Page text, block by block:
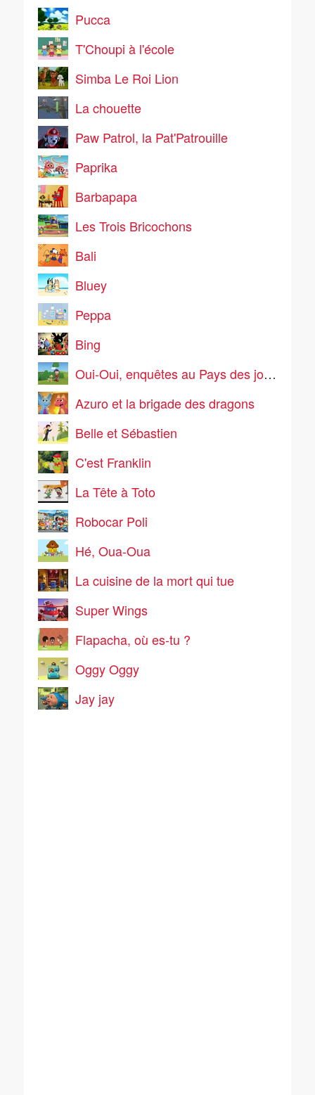
Pucca
T'Choupi à l'école
Simba Le Roi Lion
La chouette
Paw Patrol, la Pat'Patrouille
Paprika
Barbapapa
Les Trois Bricochons
Bali
Bluey
Peppa
Bing
Oui-Oui, enquêtes au Pays des jouets
Azuro et la brigade des dragons
Belle et Sébastien
C'est Franklin
La Tête à Toto
Robocar Poli
Hé, Oua-Oua
La cuisine de la mort qui tue
Super Wings
Flapacha, où es-tu ?
Oggy Oggy
Jay jay